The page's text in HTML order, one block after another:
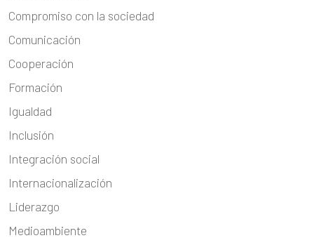
Compromiso con la sociedad
Comunicación
Cooperación
Formación
Igualdad
Inclusión
Integración social
Internacionalización
Liderazgo
Medioambiente